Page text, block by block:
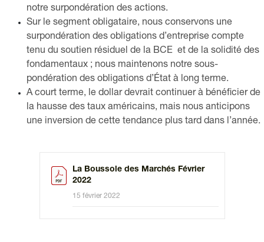
notre surpondération des actions.
Sur le segment obligataire, nous conservons une
surpondération des obligations d’entreprise compte
tenu du soutien résiduel de la BCE et de la solidité des
fondamentaux ; nous maintenons notre sous-
pondération des obligations d’État à long terme.
A court terme, le dollar devrait continuer à bénéficier de
la hausse des taux américains, mais nous anticipons
une inversion de cette tendance plus tard dans l’année.
La Boussole des Marchés Février
2022
15 février 2022